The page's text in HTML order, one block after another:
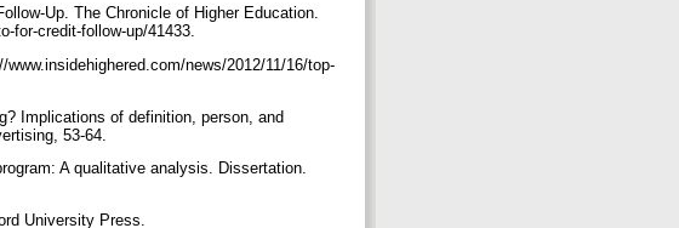
Up. The Chronicle of Higher Education.
for-credit-follow-up/41433.
news/2012/11/16/top-
Implications of definition, person, and
53-64.
A qualitative analysis. Dissertation.
University Press.